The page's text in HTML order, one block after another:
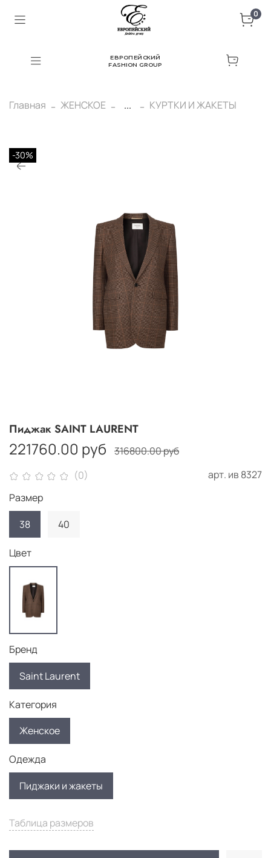
0
ЕВРОПЕЙСКИЙ
FASHION GROUP
Главная ЖЕНСКОЕ ... КУРТКИ И ЖАКЕТЫ
-30%
(0) арт. ив 8327
Пиджак SAINT LAURENT
221760.00 руб 316800.00 руб
Таблица размеров
Размер
38
40
Цвет
Бренд
Saint Laurent
Категория
Женское
Одежда
Пиджаки и жакеты